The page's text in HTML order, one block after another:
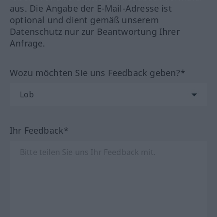
aus. Die Angabe der E-Mail-Adresse ist
optional und dient gemäß unserem
Datenschutz nur zur Beantwortung Ihrer
Anfrage.
Wozu möchten Sie uns Feedback geben?*
Ihr Feedback*